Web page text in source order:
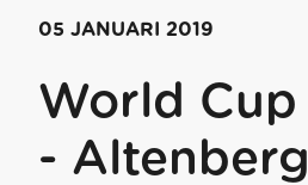
05 JANUARI 2019
World Cup
- Altenberg